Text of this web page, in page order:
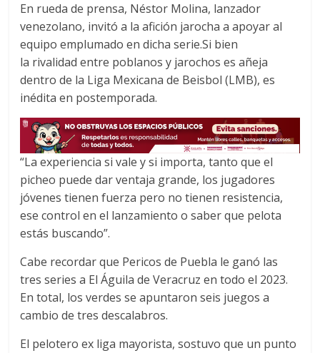
k
p
En rueda de prensa, Néstor Molina, lanzador
venezolano, invitó a la afición jarocha a apoyar al
equipo emplumado en dicha serie.Si bien
la rivalidad entre poblanos y jarochos es añeja
dentro de la Liga Mexicana de Beisbol (LMB), es
inédita en postemporada.
“La experiencia si vale y si importa, tanto que el
picheo puede dar ventaja grande, los jugadores
jóvenes tienen fuerza pero no tienen resistencia,
ese control en el lanzamiento o saber que pelota
estás buscando”.
Cabe recordar que Pericos de Puebla le ganó las
tres series a El Águila de Veracruz en todo el 2023.
En total, los verdes se apuntaron seis juegos a
cambio de tres descalabros.
El pelotero ex liga mayorista, sostuvo que un punto